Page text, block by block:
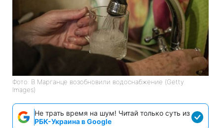
Фото: В Марганце возобновили водоснабжение (Getty
Images)
Не трать время на шум! Читай только суть из
РБК-Украина в Google